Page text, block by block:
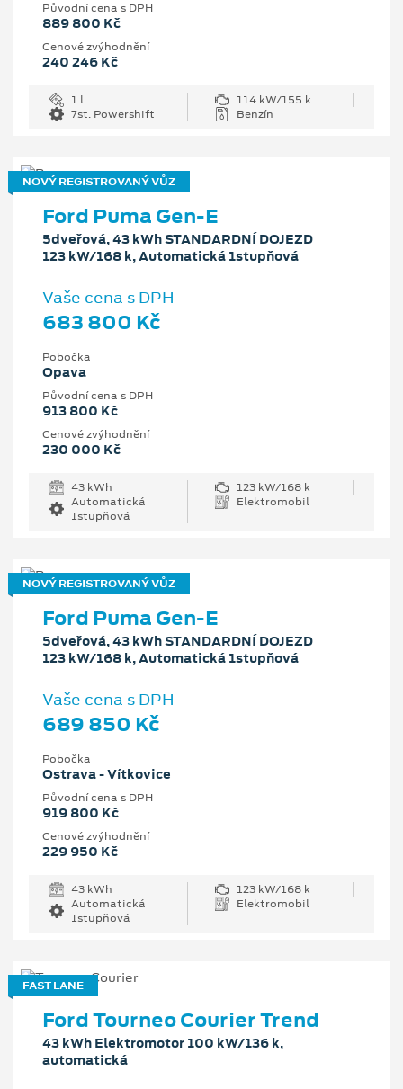
Původní cena s DPH
889 800 Kč
Cenové zvýhodnění
240 246 Kč
1 l
114 kW/155 k
7st. Powershift
Benzín
NOVÝ REGISTROVANÝ VŮZ
Ford Puma Gen-E
5dveřová, 43 kWh STANDARDNÍ DOJEZD
123 kW/168 k, Automatická 1stupňová
Vaše cena s DPH
683 800 Kč
Pobočka
Opava
Původní cena s DPH
913 800 Kč
Cenové zvýhodnění
230 000 Kč
43 kWh
123 kW/168 k
Automatická
1stupňová
Elektromobil
NOVÝ REGISTROVANÝ VŮZ
Ford Puma Gen-E
5dveřová, 43 kWh STANDARDNÍ DOJEZD
123 kW/168 k, Automatická 1stupňová
Vaše cena s DPH
689 850 Kč
Pobočka
Ostrava - Vítkovice
Původní cena s DPH
919 800 Kč
Cenové zvýhodnění
229 950 Kč
43 kWh
123 kW/168 k
Automatická
1stupňová
Elektromobil
FAST LANE
Ford Tourneo Courier Trend
43 kWh Elektromotor 100 kW/136 k,
automatická